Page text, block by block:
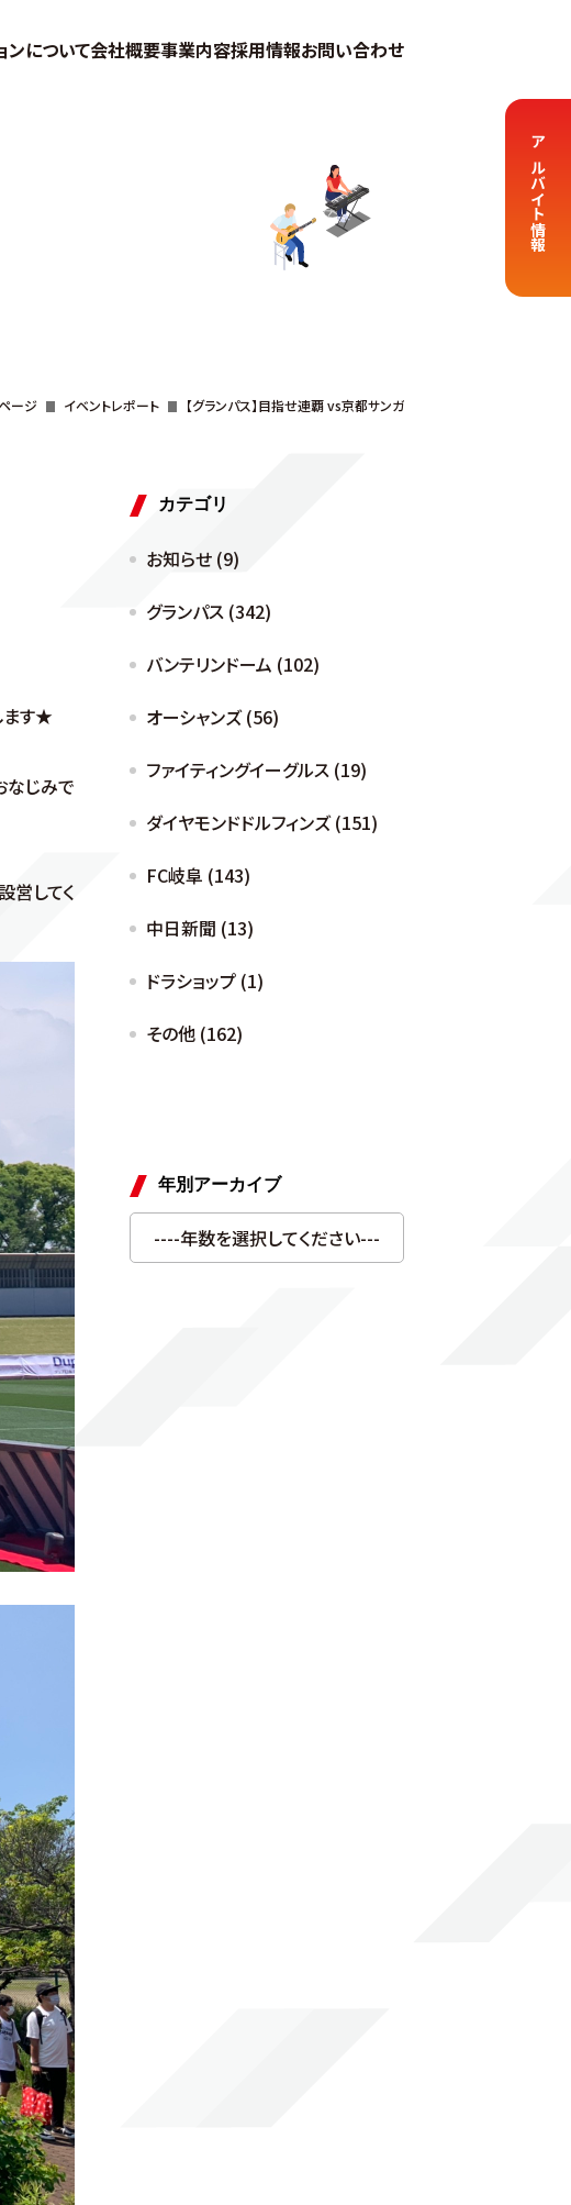
ンについて会社概要事業内容採用情報お問い合わせ
ージ イベントレポート 【グランパス】目指せ連覇 vs京都サンガ
ます★
なじみで
営してく
カテゴリ
お知らせ (9)
グランパス (342)
バンテリンドーム (102)
オーシャンズ (56)
ファイティングイーグルス (19)
ダイヤモンドドルフィンズ (151)
FC岐阜 (143)
中日新聞 (13)
ドラショップ (1)
その他 (162)
年別アーカイブ
アルバイト情報